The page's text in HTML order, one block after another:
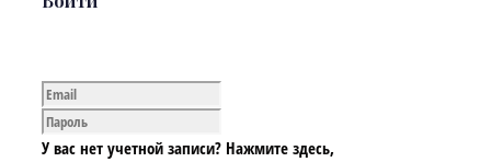
У вас нет учетной записи? Нажмите здесь,